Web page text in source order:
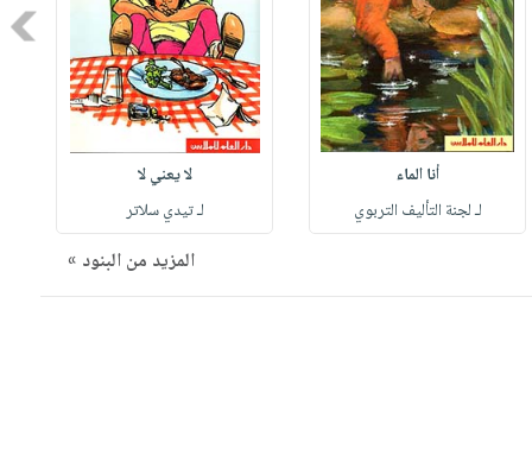
أنا الماء
لـ لجنة التأليف التربوي
لا يعني لا
لـ تيدي سلاتر
المزيد من البنود »